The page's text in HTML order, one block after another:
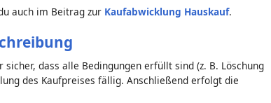
auch im Beitrag zur Kaufabwicklung Hauskauf.
dass alle Bedingungen erfüllt sind (z. B. Löschung
des Kaufpreises fällig. Anschließend erfolgt die